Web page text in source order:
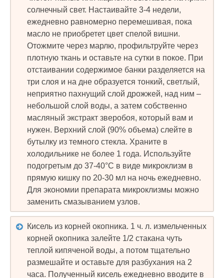
солнечный свет. Настаивайте 3-4 недели,
ежедневно равномерно перемешивая, пока
масло не приобретет цвет спелой вишни.
Отожмите через марлю, профильтруйте через
плотную ткань и оставьте на сутки в покое. При
отстаивании содержимое банки разделяется на
три слоя и на дне образуется тонкий, светлый,
неприятно пахнущий слой дрожжей, над ним –
небольшой слой воды, а затем собственно
масляный экстракт зверобоя, который вам и
нужен. Верхний слой (90% объема) слейте в
бутылку из темного стекла. Храните в
холодильнике не более 1 года. Используйте
подогретым до 37-40°С в виде микроклизм в
прямую кишку по 20-30 мл на ночь ежедневно.
Для экономии препарата микроклизмы можно
заменить смазыванием узлов.
Кисель из корней окопника. 1 ч. л. измельченных
корней окопника залейте 1/2 стакана чуть
теплой кипяченой воды, а потом тщательно
размешайте и оставьте для разбухания на 2
часа. Полученный кисель ежедневно вводите в